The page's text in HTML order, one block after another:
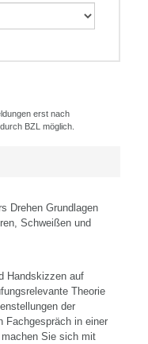
erst nach
BZL möglich.
Drehen Grundlagen
Schweißen und
Handskizzen auf
Theorie
der
Fachgespräch in einer
Sie sich mit